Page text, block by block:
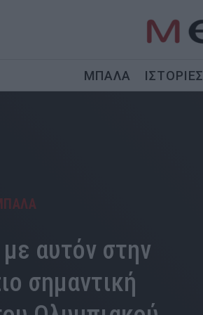
ΜΠΑΛΑ ΙΣΤΟΡΙΕΣ
αυτόν στην
σημαντική